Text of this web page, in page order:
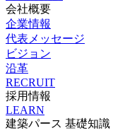
会社概要
企業情報
代表メッセージ
ビジョン
沿革
RECRUIT
採用情報
LEARN
建築パース 基礎知識